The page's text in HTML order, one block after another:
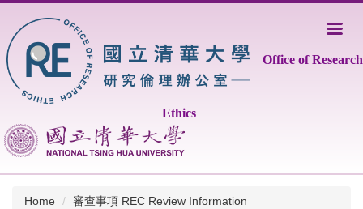
the
main
content
block
Office of Research
Ethics
Home 審查事項 REC Review Information